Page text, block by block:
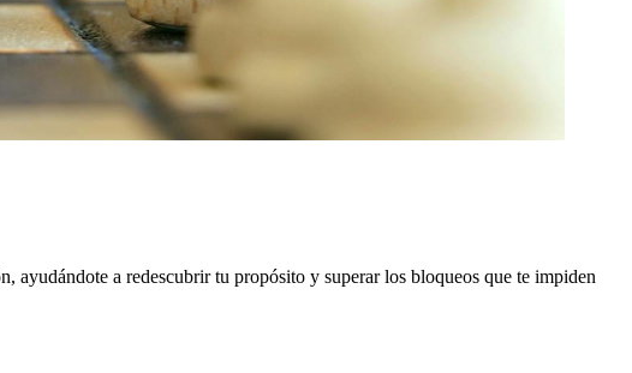
a redescubrir tu propósito y superar los bloqueos que te impiden